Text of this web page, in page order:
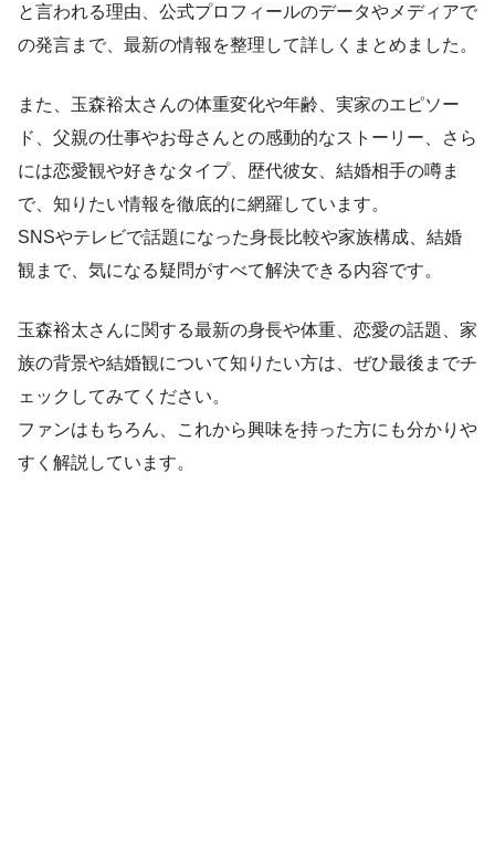
と言われる理由、公式プロフィールのデータやメディアで
の発言まで、最新の情報を整理して詳しくまとめました。
また、玉森裕太さんの体重変化や年齢、実家のエピソー
ド、父親の仕事やお母さんとの感動的なストーリー、さら
には恋愛観や好きなタイプ、歴代彼女、結婚相手の噂ま
で、知りたい情報を徹底的に網羅しています。
SNSやテレビで話題になった身長比較や家族構成、結婚
観まで、気になる疑問がすべて解決できる内容です。
玉森裕太さんに関する最新の身長や体重、恋愛の話題、家
族の背景や結婚観について知りたい方は、ぜひ最後までチ
ェックしてみてください。
ファンはもちろん、これから興味を持った方にも分かりや
すく解説しています。